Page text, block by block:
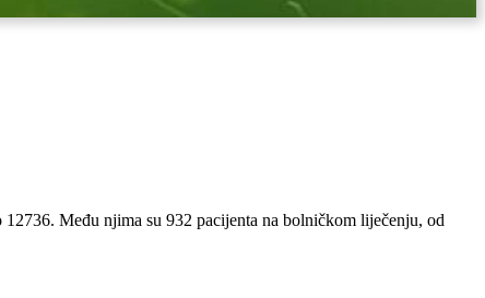
Među njima su 932 pacijenta na bolničkom liječenju, od